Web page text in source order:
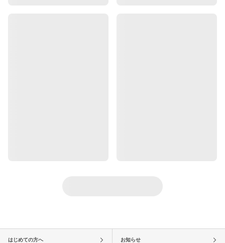
はじめての方へ お知らせ